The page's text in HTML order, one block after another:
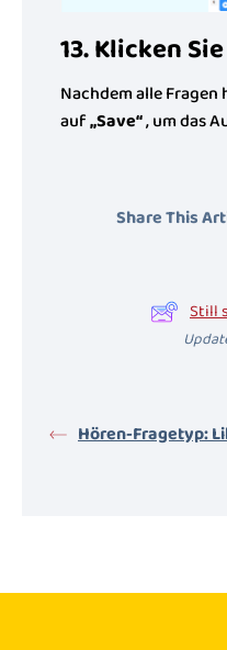
13. Klicken
Nachdem alle
auf„Save“, um das
Share This
Still
Hören-Fragetyp: